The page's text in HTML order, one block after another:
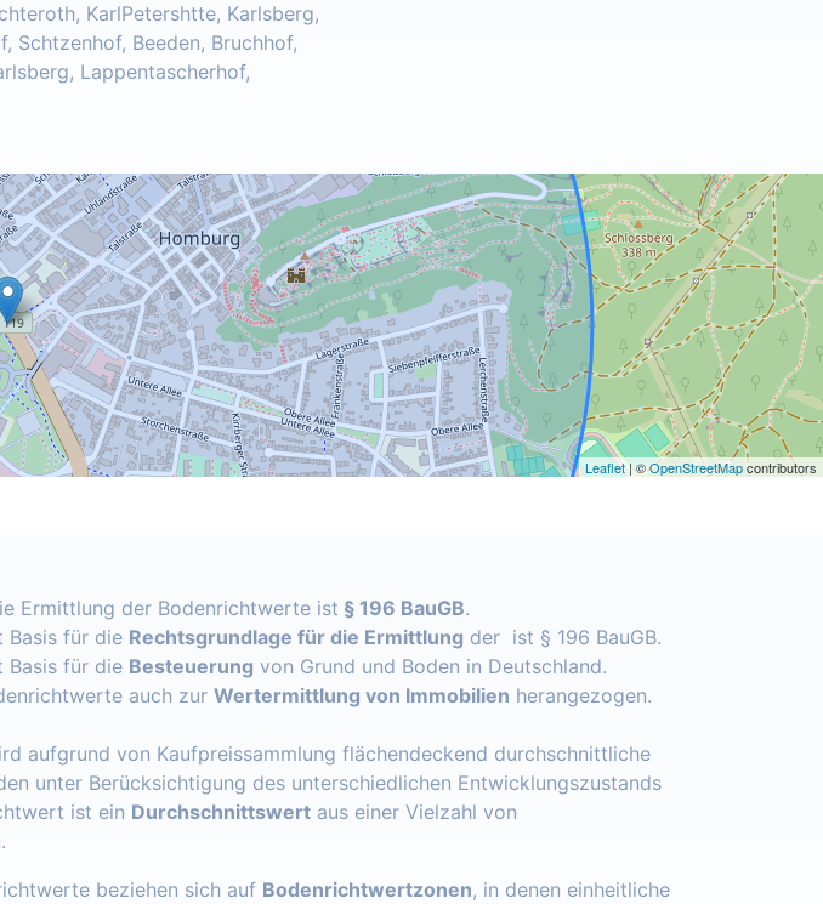
KarlPetershtte, Karlsberg,
Beeden, Bruchhof,
Lappentascherhof,
Leaflet| ©OpenStreetMapcontributors
Ermittlung der Bodenrichtwerte ist § 196 BauGB.
Basis für die Rechtsgrundlage für die Ermittlung der ist § 196 BauGB.
Basis für die Besteuerung von Grund und Boden in Deutschland.
auch zur Wertermittlung von Immobilien herangezogen.
aufgrund von Kaufpreissammlung flächendeckend durchschnittliche
unter Berücksichtigung des unterschiedlichen Entwicklungszustands
ist ein Durchschnittswert aus einer Vielzahl von
beziehen sich auf Bodenrichtwertzonen, in denen einheitliche